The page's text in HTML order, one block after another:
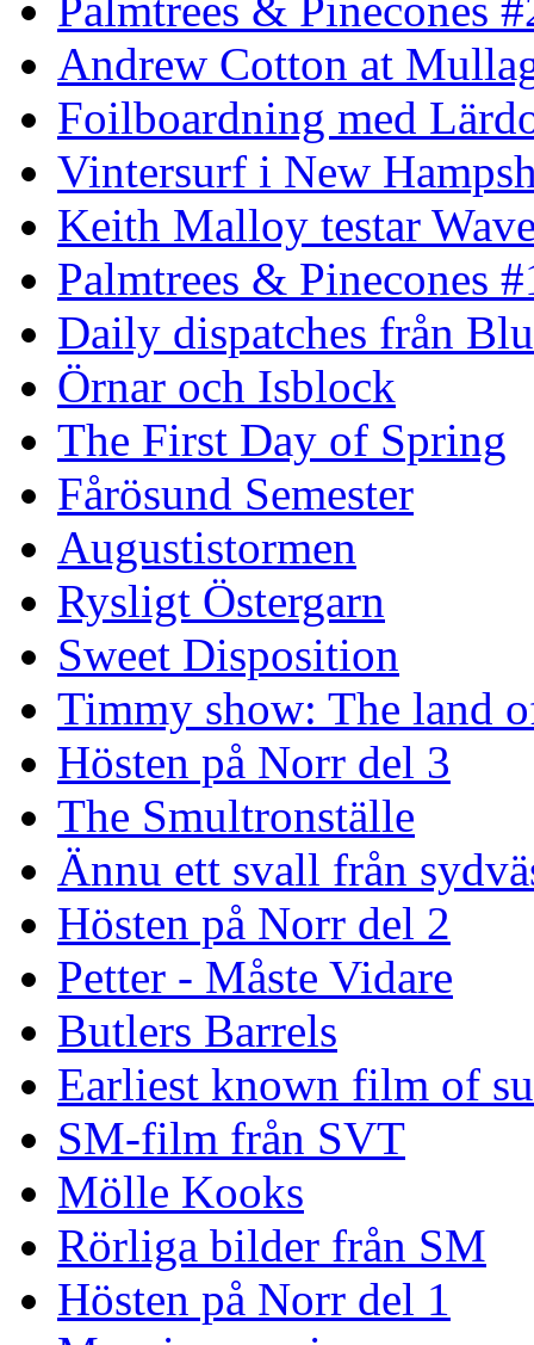
Andrew Cotton at
Foilboardning med
Vintersurf i New
Keith Malloy testar
Palmtrees & Pinecones
Daily dispatches från
Örnar och Isblock
The First Day of Spring
Fårösund Semester
Augustistormen
Rysligt Östergarn
Sweet Disposition
Timmy show: The land
Hösten på Norr del 3
The Smultronställe
Ännu ett svall från
Hösten på Norr del 2
Petter - Måste Vidare
Butlers Barrels
Earliest known film of
SM-film från SVT
Mölle Kooks
Rörliga bilder från SM
Hösten på Norr del 1